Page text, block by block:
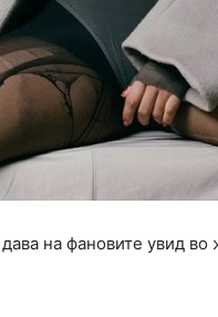
на фановите увид во